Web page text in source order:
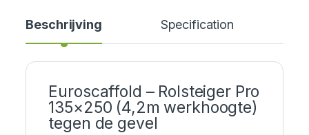
Beschrijving Specification
Euroscaffold – Rolsteiger Pro
135×250 (4,2m werkhoogte)
tegen de gevel